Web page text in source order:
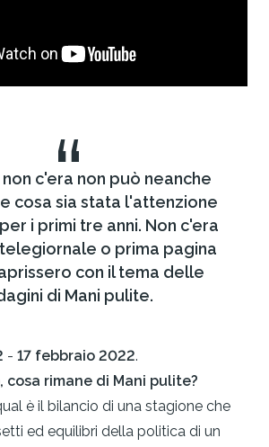
“
c'era non può neanche
cosa sia stata l'attenzione
i primi tre anni. Non c'era
o prima pagina
con il tema delle
di Mani pulite.
- 17 febbraio 2022.
cosa rimane di Mani pulite?
è il bilancio di una stagione che
ed equilibri della politica di un